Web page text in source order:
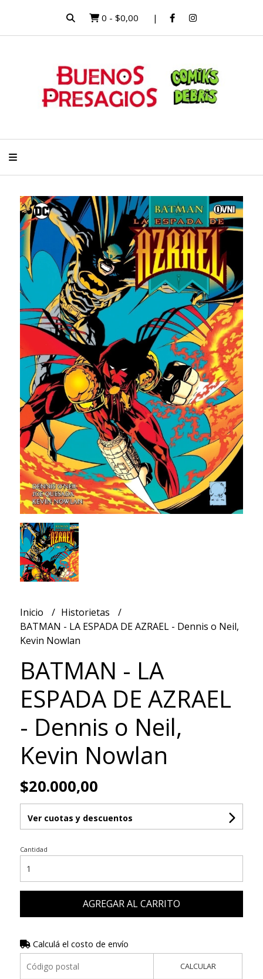
0 - $0,00
Inicio
Historietas
BATMAN - LA ESPADA DE AZRAEL - Dennis o Neil,
Kevin Nowlan
BATMAN - LA
ESPADA DE AZRAEL
- Dennis o Neil,
Kevin Nowlan
$20.000,00
Ver cuotas y descuentos
Cantidad
AGREGAR AL CARRITO
Calculá el costo de envío
CALCULAR